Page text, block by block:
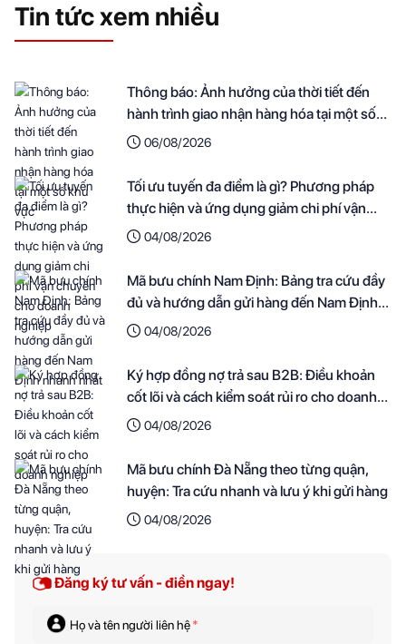
Tin tức xem nhiều
Thông báo: Ảnh hưởng của thời tiết đến
hành trình giao nhận hàng hóa tại một số
khu vực
06/08/2026
Tối ưu tuyến đa điểm là gì? Phương pháp
thực hiện và ứng dụng giảm chi phí vận
chuyển cho doanh nghiệp
04/08/2026
Mã bưu chính Nam Định: Bảng tra cứu đầy
đủ và hướng dẫn gửi hàng đến Nam Định
nhanh nhất
04/08/2026
Ký hợp đồng nợ trả sau B2B: Điều khoản
cốt lõi và cách kiểm soát rủi ro cho doanh
nghiệp
04/08/2026
Mã bưu chính Đà Nẵng theo từng quận,
huyện: Tra cứu nhanh và lưu ý khi gửi hàng
04/08/2026
Đăng ký tư vấn - điền ngay!
Họ và tên người liên hệ*